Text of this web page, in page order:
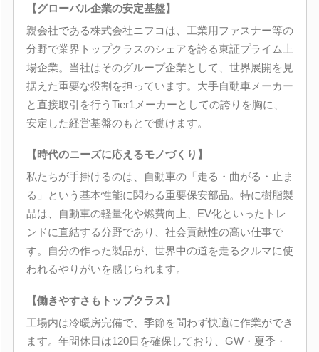
【グローバル企業の安定基盤】
親会社である株式会社ニフコは、工業用ファスナー等の
分野で業界トップクラスのシェアを誇る東証プライム上
場企業。当社はそのグループ企業として、世界展開を見
据えた重要な役割を担っています。大手自動車メーカー
と直接取引を行うTier1メーカーとしての誇りを胸に、
安定した経営基盤のもとで働けます。
【時代のニーズに応えるモノづくり】
私たちが手掛けるのは、自動車の「走る・曲がる・止ま
る」という基本性能に関わる重要保安部品。特に樹脂製
品は、自動車の軽量化や燃費向上、EV化といったトレ
ンドに直結する分野であり、社会貢献性の高い仕事で
す。自分の作った製品が、世界中の道を走るクルマに使
われるやりがいを感じられます。
【働きやすさもトップクラス】
工場内は冷暖房完備で、季節を問わず快適に作業ができ
ます。年間休日は120日を確保しており、GW・夏季・